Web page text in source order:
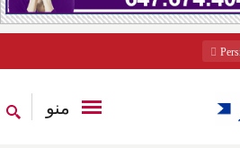
منو